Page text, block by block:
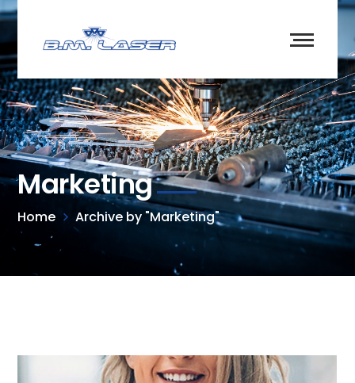
Marketing
Home Archive by "Marketing"